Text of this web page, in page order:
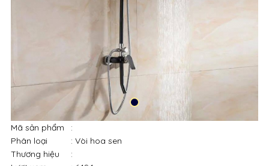
Mã sản phẩm
:
Phân loại
: Vòi hoa sen
Thương hiệu
: